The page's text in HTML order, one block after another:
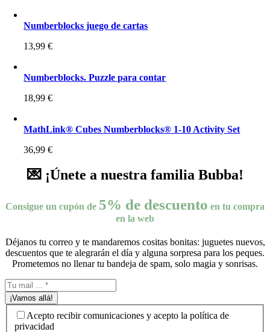
Numberblocks juego de cartas
13,99€
Numberblocks. Puzzle para contar
18,99€
MathLink® Cubes Numberblocks® 1-10 Activity Set
36,99€
💌 ¡Únete a nuestra familia Bubba!
Consigue un cupón de 5% de descuento en tu compra
en la web
Déjanos tu correo y te mandaremos cositas bonitas: juguetes nuevos,
descuentos que te alegrarán el día y alguna sorpresa para los peques.
Prometemos no llenar tu bandeja de spam, solo magia y sonrisas.
¡Vamos allá!
Acepto recibir comunicaciones y acepto la política de
privacidad